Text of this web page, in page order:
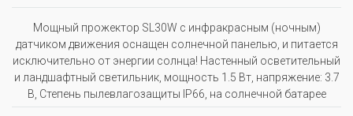
Мощный прожектор SL30W с инфракрасным (ночным)
датчиком движения оснащен солнечной панелью, и питается
исключительно от энергии солнца! Настенный осветительный
и ландшафтный светильник, мощность 1.5 Вт, напряжение: 3.7
В, Степень пылевлагозащиты IP66, на солнечной батарее